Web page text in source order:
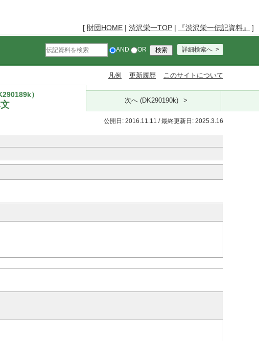
[ 財団HOME | 渋沢栄一TOP | 『渋沢栄一伝記資料』 ]
AND OR 詳細検索へ
凡例 更新履歴 このサイトについて
）
次へ (DK290190k)
公開日: 2016.11.11 / 最終更新日: 2025.3.16